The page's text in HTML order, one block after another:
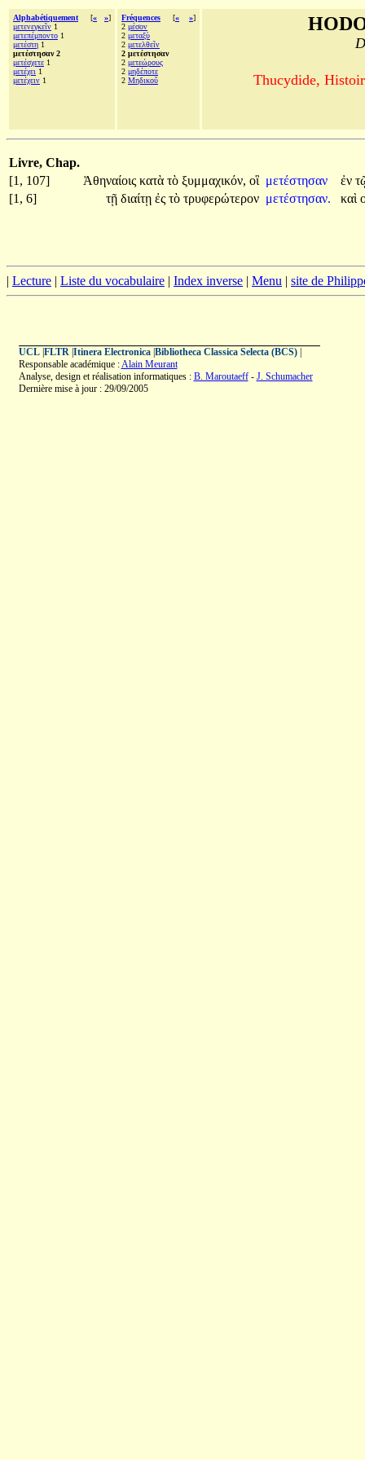
Alphabétiquement [« »]
μετενεγκεῖν 1
μετεπέμποντο 1
μετέστη 1
μετέστησαν 2
μετέσχετε 1
μετέχει 1
μετέχειν 1
Fréquences [« »]
2 μέσον
2 μεταξὺ
2 μετελθεῖν
2 μετέστησαν
2 μετεώρους
2 μηδέποτε
2 Μηδικοῦ Thucydide,
Livre, Chap.
[1, 107]
Ἀθηναίοις κατὰ τὸ ξυμμαχικόν, οἳ μετέστησαν ἐν
[1, 6]
τῇ διαίτῃ ἐς τὸ τρυφερώτερον μετέστησαν. καὶ
| Lecture | Liste du vocabulaire | Index inverse | Menu | site de
UCL| FLTR| Itinera Electronica| Bibliotheca Classica Selecta (BCS)|
Responsable académique :Alain Meurant
Analyse, design et réalisation informatiques : B. Maroutaeff- J. Schumacher
Dernière mise à jour : 29/09/2005